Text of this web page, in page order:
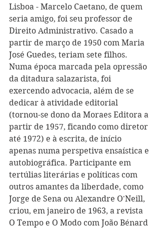
Lisboa - Marcelo Caetano, de quem
seria amigo, foi seu professor de
Direito Administrativo. Casado a
partir de março de 1950 com Maria
José Guedes, teriam sete filhos.
Numa época marcada pela opressão
da ditadura salazarista, foi
exercendo advocacia, além de se
dedicar à atividade editorial
(tornou-se dono da Moraes Editora a
partir de 1957, ficando como diretor
até 1972) e à escrita, de início
apenas numa perspetiva ensaística e
autobiográfica. Participante em
tertúlias literárias e políticas com
outros amantes da liberdade, como
Jorge de Sena ou Alexandre O'Neill,
criou, em janeiro de 1963, a revista
O Tempo e O Modo com João Bénard